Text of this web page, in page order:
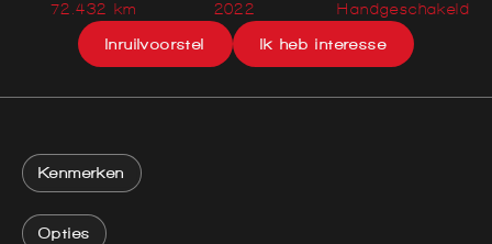
72.432 km 2022 Handgeschakeld
Inruilvoorstel Ik heb interesse
Kenmerken
Opties